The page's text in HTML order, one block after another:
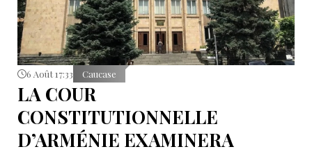
6 Août 17:33 Caucase
LA COUR
CONSTITUTIONNELLE
D’ARMÉNIE EXAMINERA